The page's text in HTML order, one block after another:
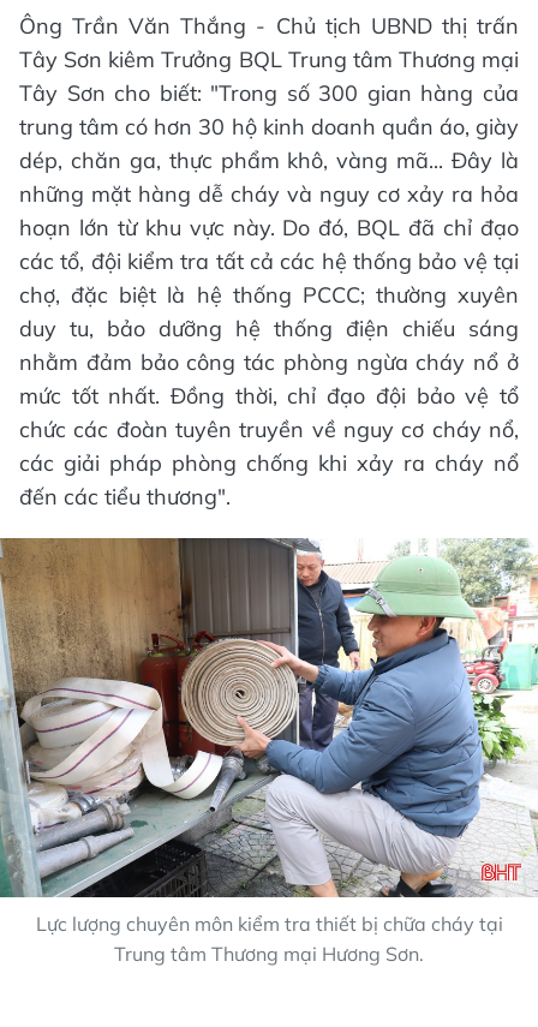
Ông Trần Văn Thắng - Chủ tịch UBND thị trấn
Tây Sơn kiêm Trưởng BQL Trung tâm Thương mại
Tây Sơn cho biết: "Trong số 300 gian hàng của
trung tâm có hơn 30 hộ kinh doanh quần áo, giày
dép, chăn ga, thực phẩm khô, vàng mã... Đây là
những mặt hàng dễ cháy và nguy cơ xảy ra hỏa
hoạn lớn từ khu vực này. Do đó, BQL đã chỉ đạo
các tổ, đội kiểm tra tất cả các hệ thống bảo vệ tại
chợ, đặc biệt là hệ thống PCCC; thường xuyên
duy tu, bảo dưỡng hệ thống điện chiếu sáng
nhằm đảm bảo công tác phòng ngừa cháy nổ ở
mức tốt nhất. Đồng thời, chỉ đạo đội bảo vệ tổ
chức các đoàn tuyên truyền về nguy cơ cháy nổ,
các giải pháp phòng chống khi xảy ra cháy nổ
đến các tiểu thương".
Lực lượng chuyên môn kiểm tra thiết bị chữa cháy tại
Trung tâm Thương mại Hương Sơn.